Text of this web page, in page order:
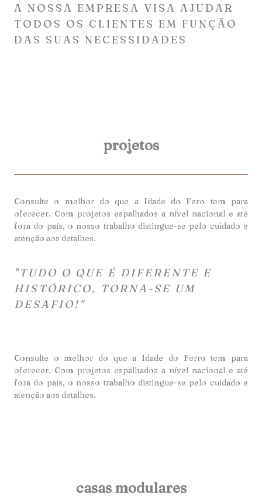
A NOSSA EMPRESA VISA AJUDAR
TODOS OS CLIENTES EM FUNÇÃO
DAS SUAS NECESSIDADES
Consulte o melhor do que a Idade do Ferro tem para
oferecer. Com projetos espalhados a nível nacional e até
fora do país, o nosso trabalho distingue-se pelo cuidado e
atenção aos detalhes.
projetos
Consulte o melhor do que a Idade do Fero tem para
oferecer. Com projetos espalhados a nível nacional e até
fora do país, o nosso trabalho distingue-se pelo cuidado e
atenção aos detalhes.
"TUDO O QUE É DIFERENTE E
HISTÓRICO, TORNA-SE UM
DESAFIO!"
casas modulares